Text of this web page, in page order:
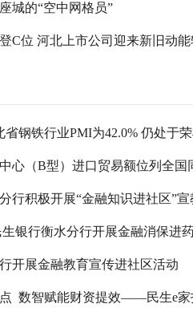
城的“空中网格员”
C位 河北上市公司迎来新旧动能
省钢铁行业PMI为42.0% 仍处于
行积极开展“金融知识进社区”宣
银行衡水分行开展金融消保进
开展金融教育宣传进社区活动